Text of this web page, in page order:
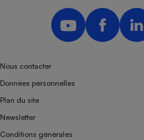
Nous contacter
Données personnelles
Plan du site
Newsletter
Conditions générales